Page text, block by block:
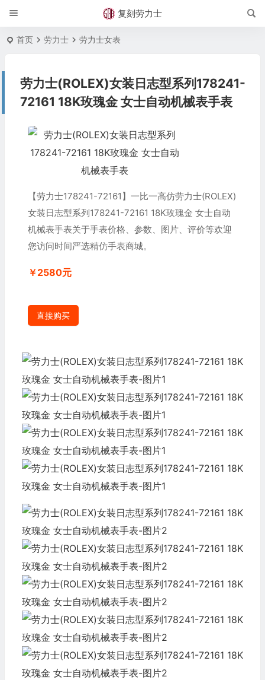
复刻劳力士
首页 劳力士 劳力士女表
劳力士(ROLEX)女装日志型系列178241-
72161 18K玫瑰金 女士自动机械表手表
【劳力士178241-72161】一比一高仿劳力士(ROLEX)
女装日志型系列178241-72161 18K玫瑰金 女士自动
机械表手表关于手表价格、参数、图片、评价等欢迎
您访问时间严选精仿手表商城。
￥2580元
直接购买